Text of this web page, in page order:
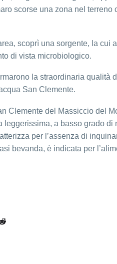
scorse una zona nel
scoprì una sorgente, la
di vista microbiologico.
la straordinaria qualità
San Clemente.
Clemente del Massiccio del
leggerissima, a basso grado
per l’assenza di
bevanda, è indicata per